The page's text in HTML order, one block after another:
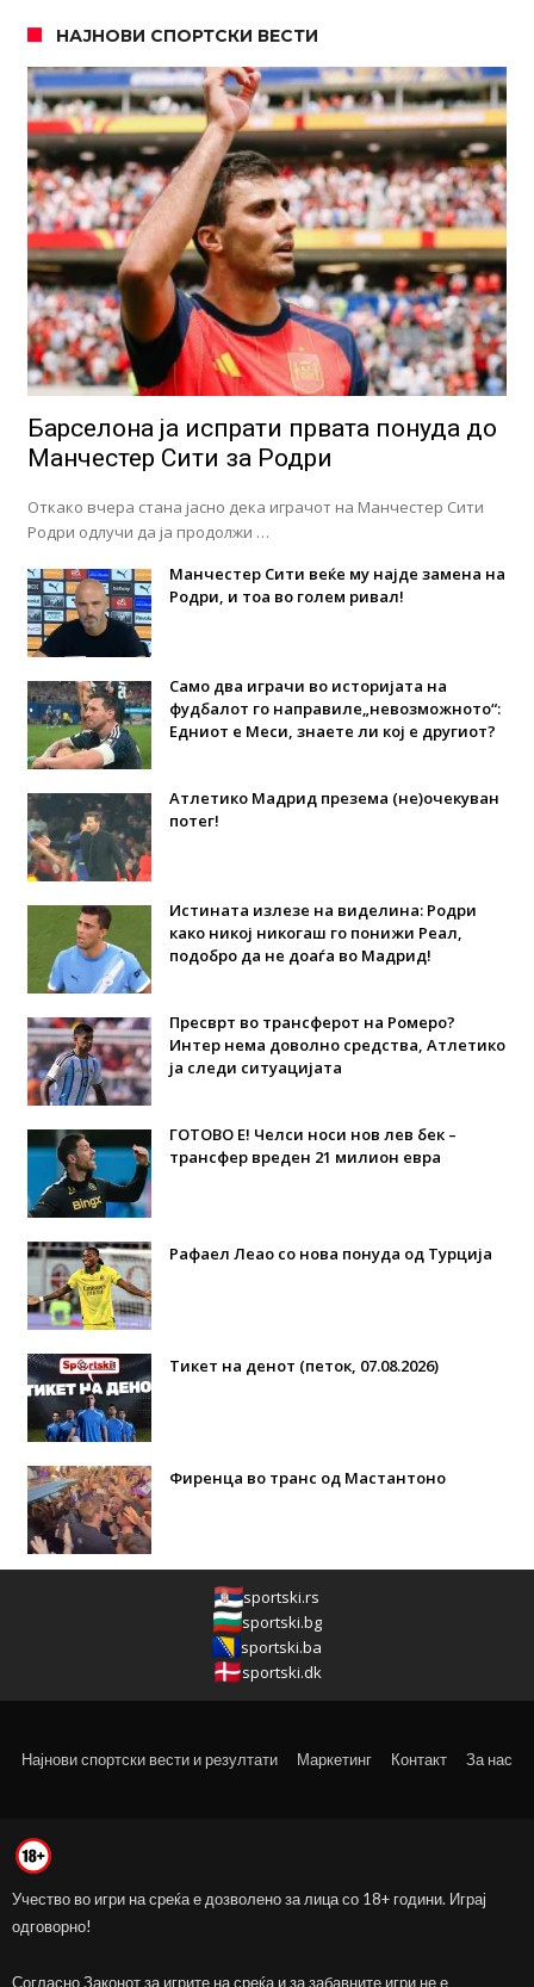
НАЈНОВИ СПОРТСКИ ВЕСТИ
Барселона ја испрати првата понуда до
Манчестер Сити за Родри
Откако вчера стана јасно дека играчот на Манчестер Сити
Родри одлучи да ја продолжи …
Манчестер Сити веќе му најде замена на
Родри, и тоа во голем ривал!
Само два играчи во историјата на
фудбалот го направиле„невозможното“:
Едниот е Меси, знаете ли кој е другиот?
Атлетико Мадрид презема (не)очекуван
потег!
Истината излезе на виделина: Родри
како никој никогаш го понижи Реал,
подобро да не доаѓа во Мадрид!
Пресврт во трансферот на Ромеро?
Интер нема доволно средства, Атлетико
ја следи ситуацијата
ГОТОВО Е! Челси носи нов лев бек –
трансфер вреден 21 милион евра
Рафаел Леао со нова понуда од Турција
Тикет на денот (петок, 07.08.2026)
Фиренца во транс од Мастантоно
sportski.rs
sportski.bg
sportski.ba
sportski.dk
Најнови спортски вести и резултати Маркетинг Контакт За нас
Учество во игри на среќа е дозволено за лица со 18+ години. Играј
одговорно!
Согласно Законот за игрите на среќа и за забавните игри не е